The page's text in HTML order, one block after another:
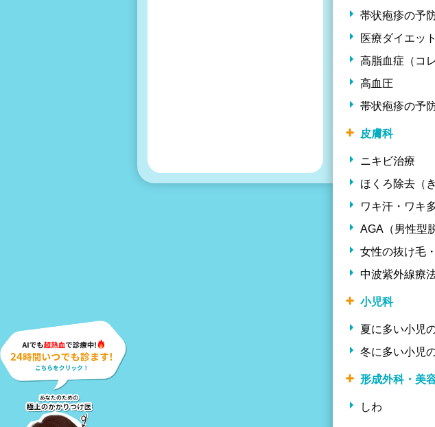
帯状疱疹の予
医療ダイエット
高脂血症（コ
高血圧
帯状疱疹の予
皮膚科
ニキビ治療
ほくろ除去（
ワキ汗・ワキ
AGA（男性型
女性の抜け毛
中波紫外線療
小児科
夏に多い小児
冬に多い小児
形成外科・美
しわ